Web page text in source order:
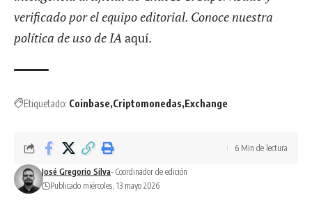
verificado por el equipo editorial. Conoce nuestra
política de uso de IAaquí.
Etiquetado: Coinbase Criptomonedas Exchange
José Gregorio Silva- Coordinador de edición
Publicado miércoles, 13 mayo 2026
6 Min de lectura